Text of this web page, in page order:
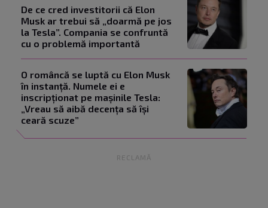
De ce cred investitorii că Elon
Musk ar trebui să „doarmă pe jos
la Tesla”. Compania se confruntă
cu o problemă importantă
O româncă se luptă cu Elon Musk
în instanță. Numele ei e
inscripționat pe mașinile Tesla:
„Vreau să aibă decența să își
ceară scuze”
RECLAMĂ